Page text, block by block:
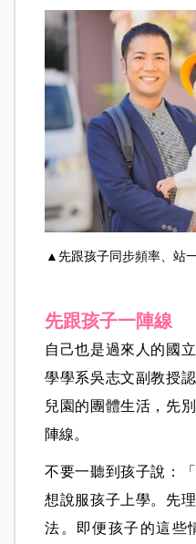
▲先跟孩子同步頻率、站
先跟孩子一陣線
自己也是過來人的國
學學系吳志文副教授
兒園的團體生活，先
陣線。
不要一聽到孩子說：
想說服孩子上學。先
法。即便孩子的這些